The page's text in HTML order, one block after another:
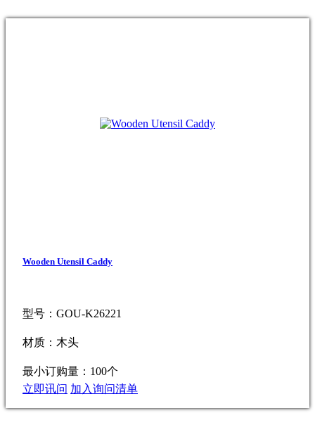
Wooden Utensil Caddy
型号：GOU-K26221
材质：木头
最小订购量：100个
立即讯问 加入询问清单